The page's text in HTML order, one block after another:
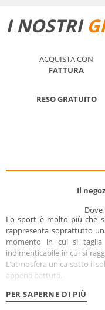
I NOSTRI
ACQUISTA CON
FATTURA
RESO GRATUITO
Il
Lo sport è molto più che
rappresenta soprattutto
momento in cui si taglia
indimenticabile in cui si
L’atmosfera unica sotto il
appena battuta.
PER SAPERNE DI PIÙ